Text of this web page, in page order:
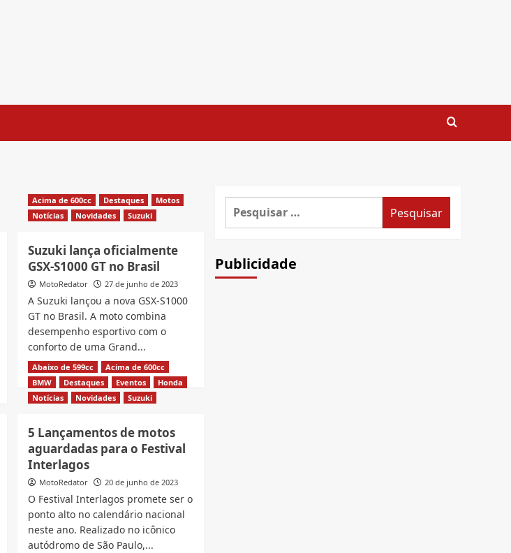
Acima de 600cc Destaques
Motos
Notícias
Novidades Suzuki
Suzuki lança oficialmente
GSX-S1000 GT no Brasil
MotoRedator 27 de junho de 2023
A Suzuki lançou a nova GSX-S1000
GT no Brasil. A moto combina
desempenho esportivo com o
conforto de uma Grand...
Leia MaisRead
more
about
Suzuki
oficialmente
GSX-
S1000
GT
no
Brasil
Abaixo de 599cc
Acima de 600cc
BMW
Destaques Eventos
Honda
Notícias
Novidades Suzuki
5 Lançamentos de motos
aguardadas para o Festival
Interlagos
MotoRedator 20 de junho de 2023
O Festival Interlagos promete ser o
ponto alto no calendário nacional
neste ano. Realizado no icônico
autódromo de São Paulo,...
Pesquisar
Publicidade